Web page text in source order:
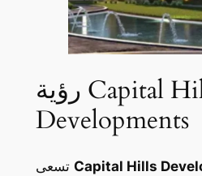
رؤية Capital Hills
Developments
تسعى Capital Hills